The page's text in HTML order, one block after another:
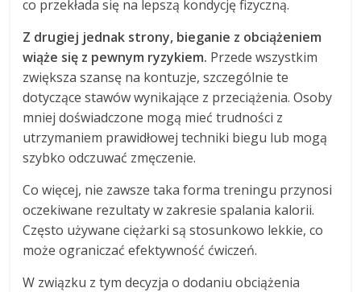
co przekłada się na lepszą kondycję fizyczną.
Z drugiej jednak strony, bieganie z obciążeniem
wiąże się z pewnym ryzykiem. Przede wszystkim
zwiększa szansę na kontuzje, szczególnie te
dotyczące stawów wynikające z przeciążenia. Osoby
mniej doświadczone mogą mieć trudności z
utrzymaniem prawidłowej techniki biegu lub mogą
szybko odczuwać zmęczenie.
Co więcej, nie zawsze taka forma treningu przynosi
oczekiwane rezultaty w zakresie spalania kalorii.
Często używane ciężarki są stosunkowo lekkie, co
może ograniczać efektywność ćwiczeń.
W związku z tym decyzja o dodaniu obciążenia